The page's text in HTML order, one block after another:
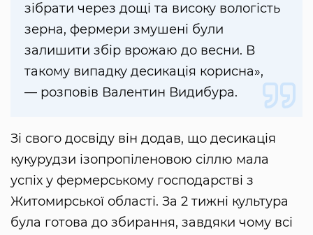
зібрати через дощі та високу вологість
зерна, фермери змушені були
залишити збір врожаю до весни. В
такому випадку десикація корисна»,
— розповів Валентин Видибура.
Зі свого досвіду він додав, що десикація
кукурудзи ізопропіленовою сіллю мала
успіх у фермерському господарстві з
Житомирської області. За 2 тижні культура
була готова до збирання, завдяки чому всі